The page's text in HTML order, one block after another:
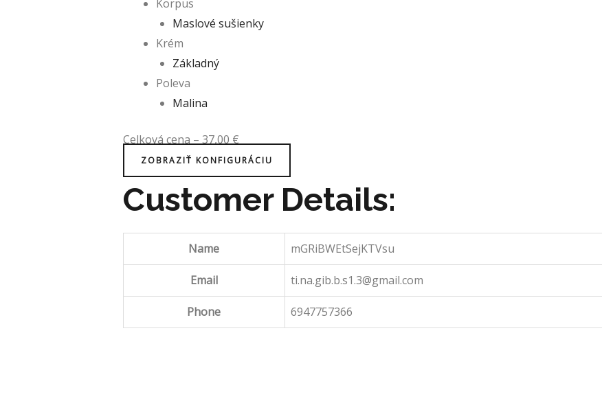
Korpus
Maslové sušienky
Krém
Základný
Poleva
Malina
Celková cena–37,00€
ZOBRAZIŤ KONFIGURÁCIU
Customer Details:
Name mGRiBWEtSejKTVsu
Email ti.na.gib.b.s1.3@gmail.com
Phone 6947757366